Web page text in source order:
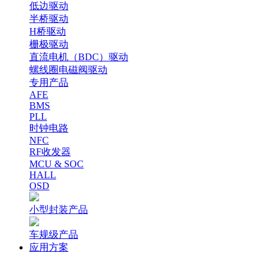
低边驱动
半桥驱动
H桥驱动
栅极驱动
直流电机（BDC）驱动
螺线圈电磁阀驱动
专用产品
AFE
BMS
PLL
时钟电路
NFC
RF收发器
MCU & SOC
HALL
OSD
小型封装产品
车规级产品
应用方案